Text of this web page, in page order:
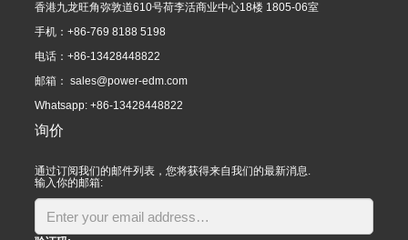
香港九龙旺角弥敦道610号荷李活商业中心18楼 1805-06室
手机：+86-769 8188 5198
电话：+86-13428448822
邮箱： sales@power-edm.com
Whatsapp: +86-13428448822
询价
通过订阅我们的邮件列表，您将获得来自我们的最新消息.
输入你的邮箱: